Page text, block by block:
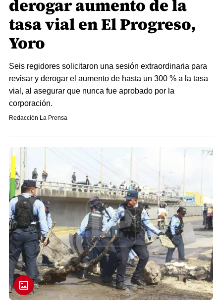
derogar aumento de la
tasa vial en El Progreso,
Yoro
Seis regidores solicitaron una sesión extraordinaria para
revisar y derogar el aumento de hasta un 300 % a la tasa
vial, al asegurar que nunca fue aprobado por la
corporación.
Redacción La Prensa